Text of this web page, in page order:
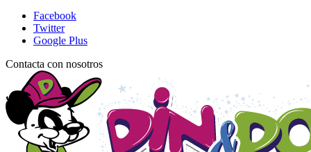
Facebook
Twitter
Google Plus
Contacta con nosotros